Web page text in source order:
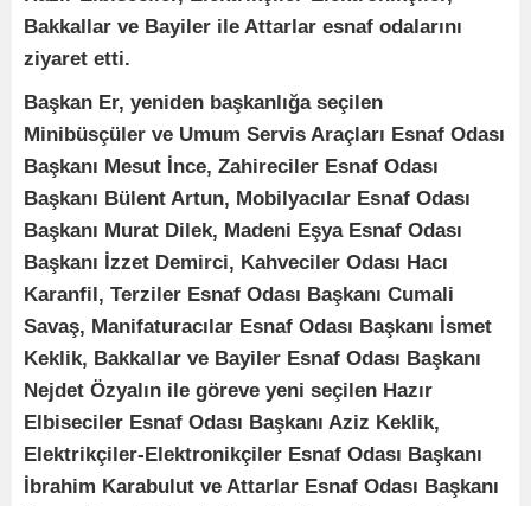
Bakkallar ve Bayiler ile Attarlar esnaf odalarını
ziyaret etti.
Başkan Er, yeniden başkanlığa seçilen
Minibüsçüler ve Umum Servis Araçları Esnaf Odası
Başkanı Mesut İnce, Zahireciler Esnaf Odası
Başkanı Bülent Artun, Mobilyacılar Esnaf Odası
Başkanı Murat Dilek, Madeni Eşya Esnaf Odası
Başkanı İzzet Demirci, Kahveciler Odası Hacı
Karanfil, Terziler Esnaf Odası Başkanı Cumali
Savaş, Manifaturacılar Esnaf Odası Başkanı İsmet
Keklik, Bakkallar ve Bayiler Esnaf Odası Başkanı
Nejdet Özyalın ile göreve yeni seçilen Hazır
Elbiseciler Esnaf Odası Başkanı Aziz Keklik,
Elektrikçiler-Elektronikçiler Esnaf Odası Başkanı
İbrahim Karabulut ve Attarlar Esnaf Odası Başkanı